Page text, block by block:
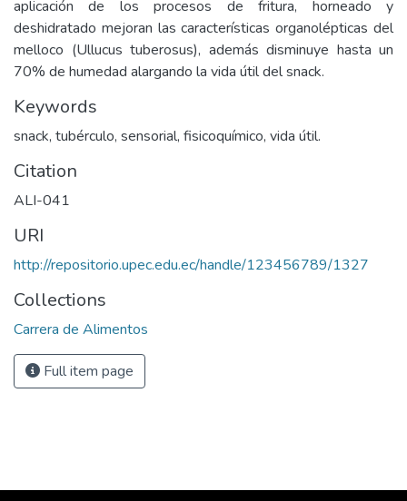
aplicación de los procesos de fritura, horneado y
deshidratado mejoran las características organolépticas del
melloco (Ullucus tuberosus), además disminuye hasta un
70% de humedad alargando la vida útil del snack.
Keywords
snack, tubérculo, sensorial, fisicoquímico, vida útil.
Citation
ALI-041
URI
http://repositorio.upec.edu.ec/handle/123456789/1327
Collections
Carrera de Alimentos
Full item page